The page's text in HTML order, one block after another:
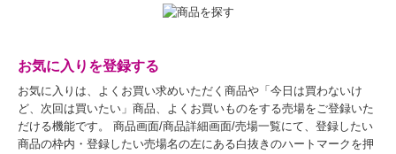
お気に入りを登録する
お気に入りは、よくお買い求めいただく商品や「今日は買わないけ
ど、次回は買いたい」商品、よくお買いものをする売場をご登録いた
だける機能です。 商品画面/商品詳細画面/売場一覧にて、登録したい
商品の枠内・登録したい売場名の左にある白抜きのハートマークを押